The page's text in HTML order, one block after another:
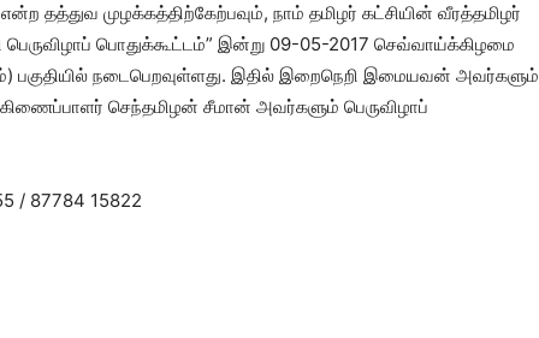
என்ற தத்துவ முழக்கத்திற்கேற்பவும், நாம் தமிழர் கட்சியின் வீரத்தமிழர்
பொதுக்கூட்டம்” இன்று 09-05-2017 செவ்வாய்க்கிழமை
பகுதியில் நடைபெறவுள்ளது. இதில் இறைநெறி இமையவன் அவர்களும்
செந்தமிழன் சீமான் அவர்களும் பெருவிழாப்
/ 87784 15822